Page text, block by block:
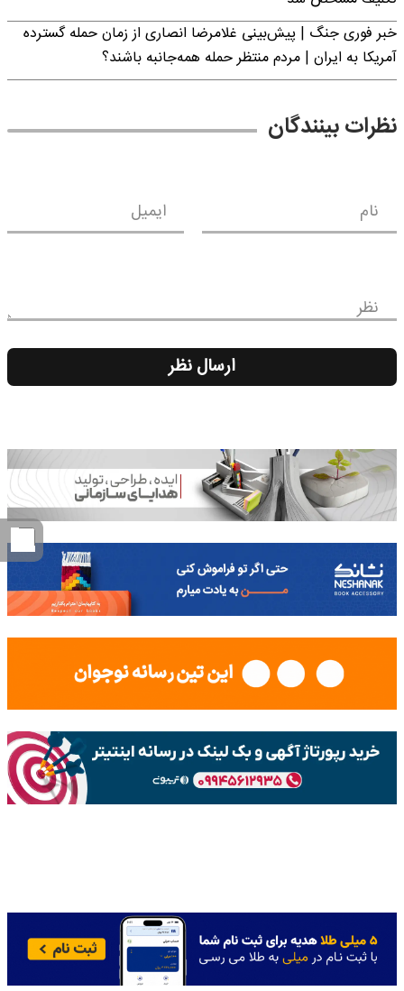
خبر فوری جنگ | پیش‌بینی غلامرضا انصاری از زمان حمله گسترده
آمریکا به ایران | مردم منتظر حمله همه‌جانبه باشند؟
نظرات بینندگان
نام ایمیل
نظر
ارسال نظر